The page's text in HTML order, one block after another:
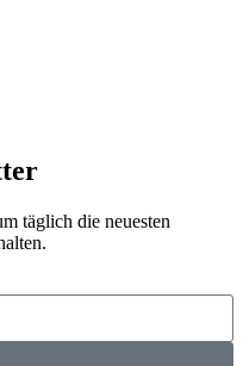
täglich die neuesten